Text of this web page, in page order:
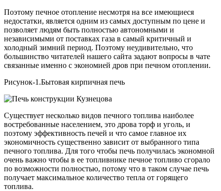
Поэтому печное отопление несмотря на все имеющиеся
недостатки, является одним из самых доступным по цене и
позволяет людям быть полностью автономными и
независимыми от поставках газа в самый критичный и
холодный зимний период. Поэтому неудивительно, что
большинство читателей нашего сайта задают вопросы в чате
связанные именно с экономией дров при печном отоплении.
Рисунок-1.Бытовая кирпичная печь
Существует несколько видов печного топлива наиболее
востребованные населением, это дрова торф и уголь, и
поэтому эффективность печей и что самое главное их
экономичность существенно зависит от выбранного типа
печного топлива. Для того чтобы печь получилась экономной
очень важно чтобы в ее топливнике печное топливо сгорало
по возможности полностью, потому что в таком случае печь
получает максимальное количество тепла от горящего
топлива.